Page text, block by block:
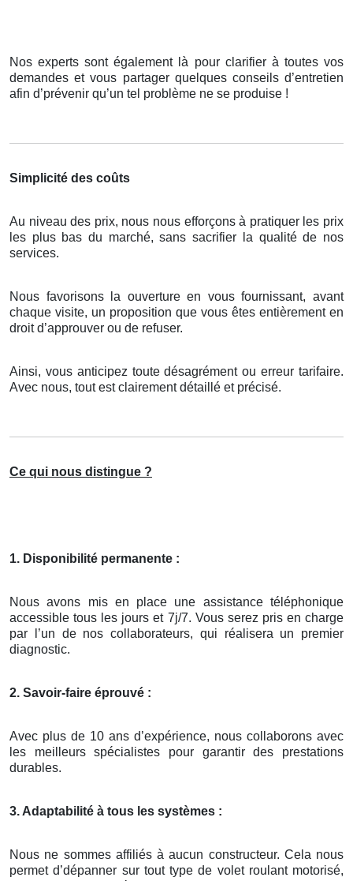
Nos experts sont également là pour clarifier à toutes vos
demandes et vous partager quelques conseils d’entretien
afin d’prévenir qu’un tel problème ne se produise !
Simplicité des coûts
Au niveau des prix, nous nous efforçons à pratiquer les prix
les plus bas du marché, sans sacrifier la qualité de nos
services.
Nous favorisons la ouverture en vous fournissant, avant
chaque visite, un proposition que vous êtes entièrement en
droit d’approuver ou de refuser.
Ainsi, vous anticipez toute désagrément ou erreur tarifaire.
Avec nous, tout est clairement détaillé et précisé.
Ce qui nous distingue ?
1. Disponibilité permanente :
Nous avons mis en place une assistance téléphonique
accessible tous les jours et 7j/7. Vous serez pris en charge
par l’un de nos collaborateurs, qui réalisera un premier
diagnostic.
2. Savoir-faire éprouvé :
Avec plus de 10 ans d’expérience, nous collaborons avec
les meilleurs spécialistes pour garantir des prestations
durables.
3. Adaptabilité à tous les systèmes :
Nous ne sommes affiliés à aucun constructeur. Cela nous
permet d’dépanner sur tout type de volet roulant motorisé,